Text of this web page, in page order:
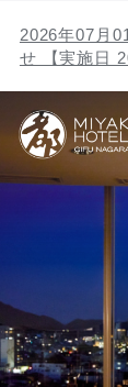
2026年07月
せ 【実施日